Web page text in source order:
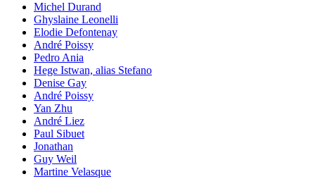
Michel Durand
Ghyslaine Leonelli
Elodie Defontenay
André Poissy
Pedro Ania
Hege Istwan, alias Stefano
Denise Gay
André Poissy
Yan Zhu
André Liez
Paul Sibuet
Jonathan
Guy Weil
Martine Velasque